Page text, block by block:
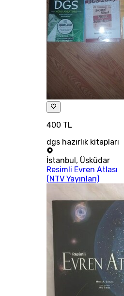
400 TL
dgs hazırlık kitapları
İstanbul, Üsküdar
Resimli Evren Atlası
(NTV Yayınları)